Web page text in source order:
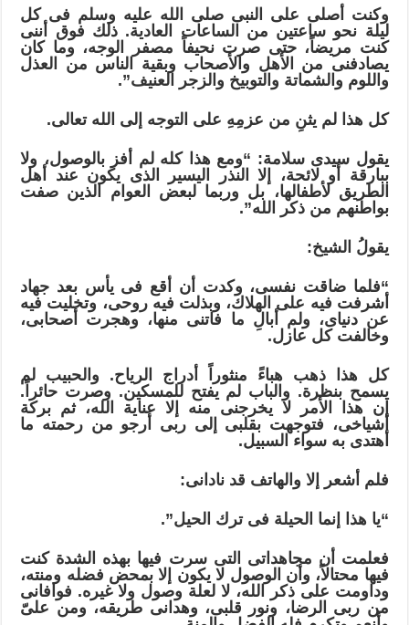
وكنت أصلى على النبى صلى الله عليه وسلم فى كل
ليلة نحو ساعتين من الساعات العادية. ذلك فوق أننى
كنت مريضاً، حتى صرت نحيفاً مصفر الوجه، وما كان
يصادفنى من الأهل والأصحاب وبقية الناس من العذل
واللوم والشماتة والتوبيخ والزجر العنيف”.
كل هذا لم يثنِ من عزمِهِ على التوجه إلى الله تعالى.
يقول سيدى سلامة: “ومع هذا كله لم أفز بالوصول، ولا
ببارقة أو لائحة، إلا النذر اليسير الذى يكون عند أهل
الطريق لأطفالها، بل وربما لبعض العوام الذين صفت
بواطنهم من ذكر الله”.
يقولُ الشيخ:
“فلما ضاقت نفسى، وكدت أن أقع فى يأس بعد جهاد
أشرفت فيه على الهلاك، وبذلت فيه روحى، وتخليت فيه
عن دنياى، ولم أبالِ ما فاتنى منها، وهجرت أصحابى،
وخالفت كل عازل.
كل هذا ذهب هباءً منثوراً أدراج الرياح. والحبيب لم
يسمح بنظرة. والباب لم يفتح للمسكين. وصرت حائراً.
إن هذا الأمر لا يخرجنى منه إلا عناية الله، ثم بركة
أشياخى، فتوجهت بقلبى إلى ربى أرجو من رحمته ما
أهتدى به سواء السبيل.
فلم أشعر إلا والهاتف قد نادانى:
“يا هذا إنما الحيلة فى ترك الحيل”.
فعلمت أن مجاهداتى التى سرت فيها بهذه الشدة كنت
فيها محتالاً، وأن الوصول لا يكون إلا بمحض فضله ومنته،
وداومت على ذكر الله، لا لعلة وصول ولا غيره. فوافانى
من ربى الرضا، ونور قلبى، وهدانى طريقه، ومن علىّ